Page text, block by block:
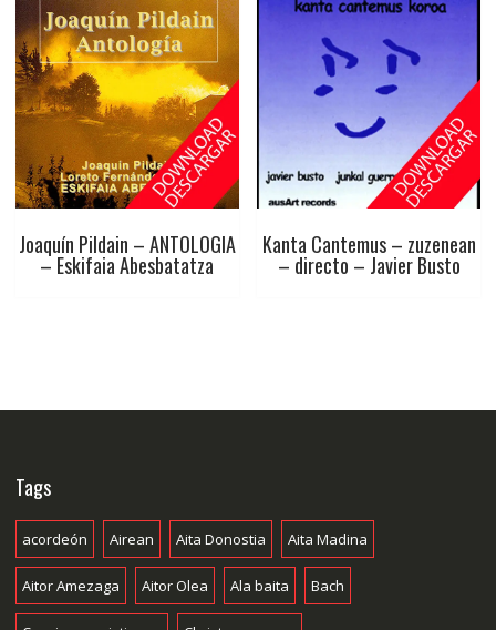
Joaquín Pildain – ANTOLOGIA
– Eskifaia Abesbatatza
Kanta Cantemus – zuzenean
– directo – Javier Busto
Tags
acordeón Airean Aita Donostia Aita Madina
Aitor Amezaga Aitor Olea Ala baita Bach